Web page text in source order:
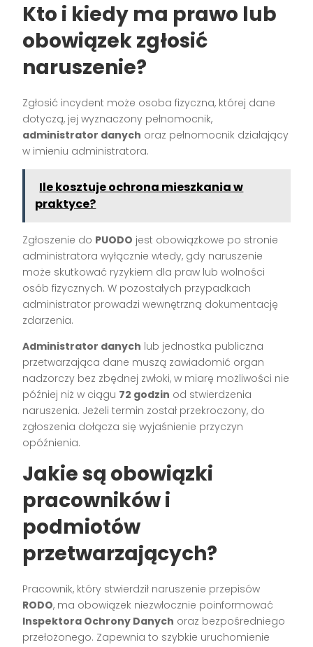
Kto i kiedy ma prawo lub
obowiązek zgłosić
naruszenie?
Zgłosić incydent może osoba fizyczna, której dane
dotyczą, jej wyznaczony pełnomocnik,
administrator danych oraz pełnomocnik działający
w imieniu administratora.
Ile kosztuje ochrona mieszkania w
praktyce?
Zgłoszenie do PUODO jest obowiązkowe po stronie
administratora wyłącznie wtedy, gdy naruszenie
może skutkować ryzykiem dla praw lub wolności
osób fizycznych. W pozostałych przypadkach
administrator prowadzi wewnętrzną dokumentację
zdarzenia.
Administrator danych lub jednostka publiczna
przetwarzająca dane muszą zawiadomić organ
nadzorczy bez zbędnej zwłoki, w miarę możliwości nie
później niż w ciągu 72 godzin od stwierdzenia
naruszenia. Jeżeli termin został przekroczony, do
zgłoszenia dołącza się wyjaśnienie przyczyn
opóźnienia.
Jakie są obowiązki
pracowników i
podmiotów
przetwarzających?
Pracownik, który stwierdził naruszenie przepisów
RODO, ma obowiązek niezwłocznie poinformować
Inspektora Ochrony Danych oraz bezpośredniego
przełożonego. Zapewnia to szybkie uruchomienie